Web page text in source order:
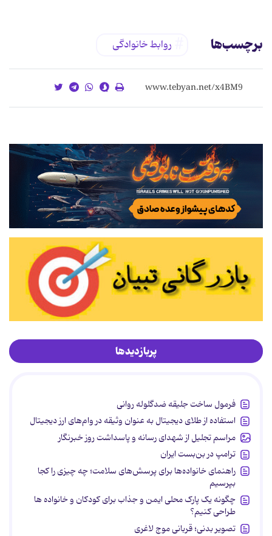
برچسب‌ها روابط خانوادگی
پربازدیدها
فرمول ساخت جلیقه ضدگلوله روانی
استفاده از طلای دیجیتال به عنوان وثیقه در وام‌های ارز دیجیتال
مراسم تجلیل از شهدای رسانه و پاسداشت روز خبرنگار
ترامپ در بن‌بست ایران
راهنمای خانواده‌ها برای پرسش‌های سلامت؛ چه چیزی را کجا
بپرسیم
چگونه یک پارک محلی ایمن و جذاب برای کودکان و خانواده ها
طراحی کنیم؟
تصویر بدنی؛ قربانی موج لاغری